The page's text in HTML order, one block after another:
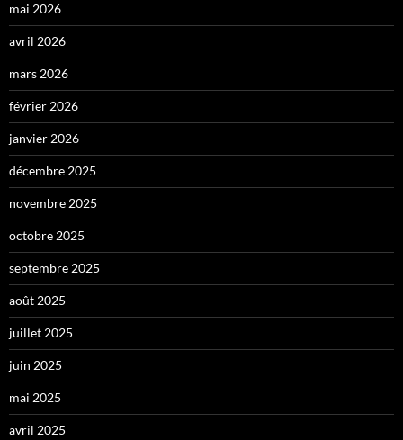
mai 2026
avril 2026
mars 2026
février 2026
janvier 2026
décembre 2025
novembre 2025
octobre 2025
septembre 2025
août 2025
juillet 2025
juin 2025
mai 2025
avril 2025